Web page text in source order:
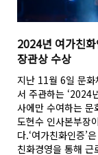
2024년 여가친
장관상 수상
지난 11월 6일 문화
서 주관하는 ‘2024
사에만 수여하는 문
도현수 인사본부장
다.‘여가친화인증’
친화경영을 통해